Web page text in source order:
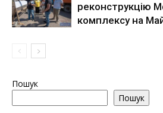
реконструкцію
комплексу на
Пошук
Пошук